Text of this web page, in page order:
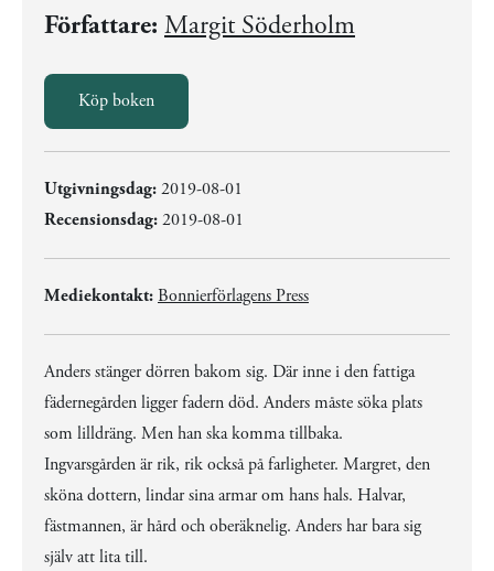
Författare: Margit Söderholm
Köp boken
Utgivningsdag:2019-08-01
Recensionsdag:2019-08-01
Mediekontakt: Bonnierförlagens Press
Anders stänger dörren bakom sig. Där inne i den fattiga
fädernegården ligger fadern död. Anders måste söka plats
som lilldräng. Men han ska komma tillbaka.
Ingvarsgården är rik, rik också på farligheter. Margret, den
sköna dottern, lindar sina armar om hans hals. Halvar,
fästmannen, är hård och oberäknelig. Anders har bara sig
själv att lita till.